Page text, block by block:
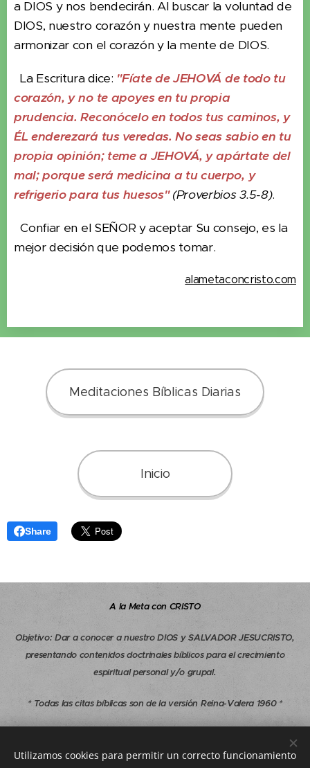
a DIOS y nos bendecirán. Al buscar la voluntad de
DIOS, nuestro corazón y nuestra mente pueden
armonizar con el corazón y la mente de DIOS.
La Escritura dice: "Fíate de JEHOVÁ de todo tu
corazón, y no te apoyes en tu propia
prudencia. Reconócelo en todos tus caminos, y
ÉL enderezará tus veredas. No seas sabio en tu
propia opinión; teme a JEHOVÁ, y apártate del
mal; porque será medicina a tu cuerpo, y
refrigerio para tus huesos"(Proverbios 3.5-8).
Confiar en el SEÑOR y aceptar Su consejo, es la
mejor decisión que podemos tomar.
alametaconcristo.com
Meditaciones Bíblicas Diarias
Inicio
Share
A la Meta con CRISTO
Objetivo:Dar a conocer a nuestro DIOS y SALVADOR JESUCRISTO,
presentando contenidos doctrinales bíblicos para el crecimiento
espiritual personal y/o grupal.
* Todas las citas bíblicas son de la versión Reina-Valera 1960 *
reservados.
Utilizamos cookies para permitir un correcto funcionamiento